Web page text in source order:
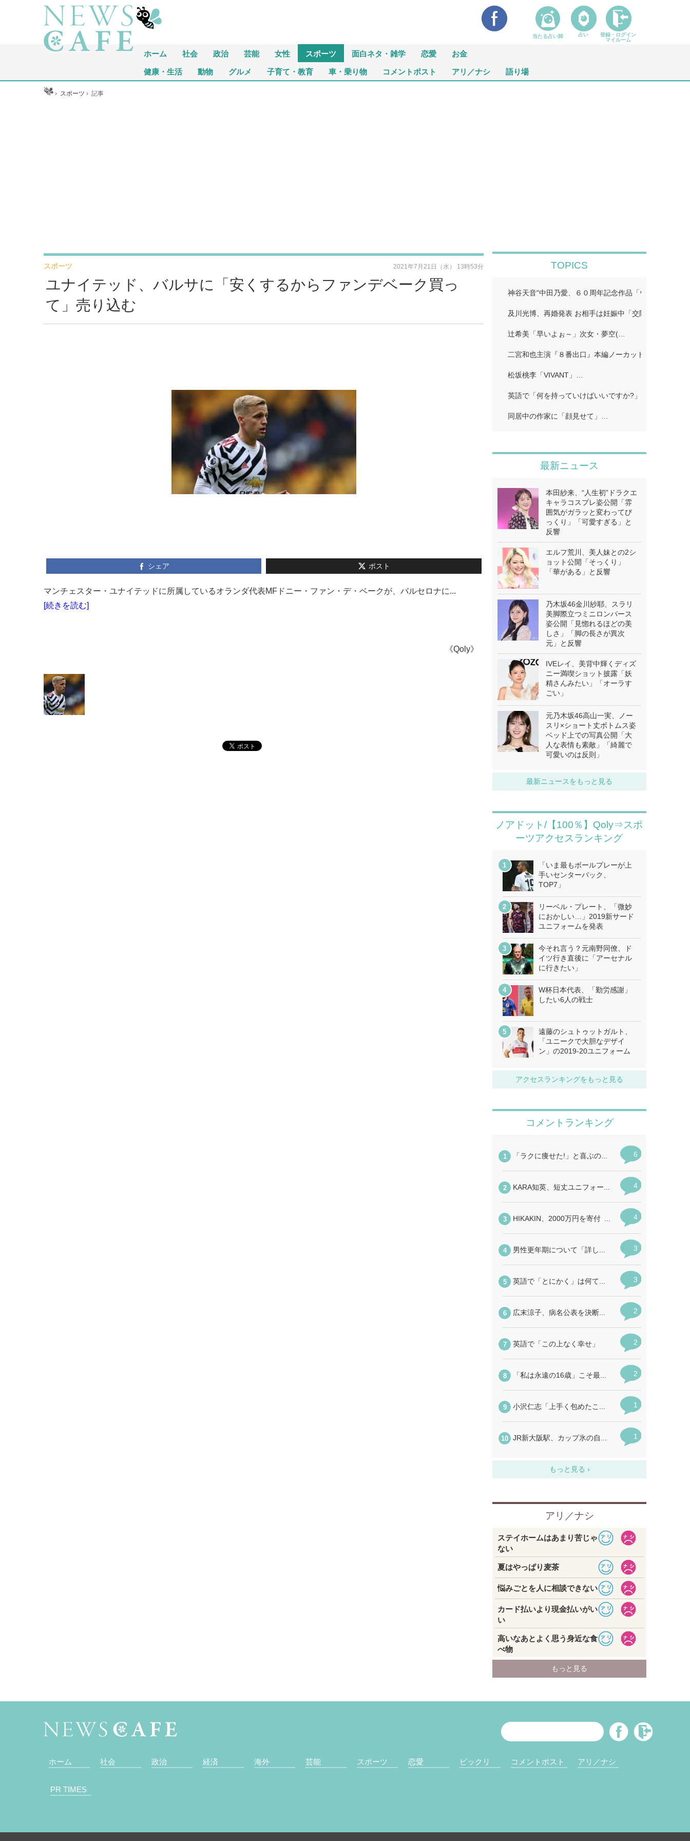
ホーム 社会 政治 芸能 女性 スポーツ 面白ネタ・雑学 恋愛 お金
健康・生活 動物 グルメ 子育て・教育 車・乗り物 コメントポスト アリ／ナシ 語り場
ホーム › スポーツ ›記事
ユナイテッド、バルサに「安くするからファンデベーク買っ
て」売り込む
スポーツ 2021年7月21日（水） 13時53分
シェア ポスト
マンチェスター・ユナイテッドに所属しているオランダ代表MFドニー・ファン・デ・ベークが、バルセロナに...
[続きを読む]
《Qoly》
TOPICS
神谷天音"中田乃愛、６０周年記念作品「ウルトラマン
及川光博、再婚発表 お相手は妊娠中「交際しておりま
辻希美「早いよぉ～」次女・夢空(…
二宮和也主演『８番出口』本編ノーカット地上波初放
松坂桃李「VIVANT」…
英語で「何を持っていけばいいですか?」…
同居中の作家に「顔見せて」…
最新ニュース
本田紗来、“人生初”ドラクエ
キャラコスプレ姿公開「雰
囲気がガラッと変わってび
っくり」「可愛すぎる」と
反響
エルフ荒川、美人妹との2シ
ョット公開「そっくり」
「華がある」と反響
乃木坂46金川紗耶、スラリ
美脚際立つミニロンパース
姿公開「見惚れるほどの美
しさ」「脚の長さが異次
元」と反響
IVEレイ、美背中輝くディズ
ニー満喫ショット披露「妖
精さんみたい」「オーラす
ごい」
元乃木坂46高山一実、ノー
スリ×ショート丈ボトムス姿
ベッド上での写真公開「大
人な表情も素敵」「綺麗で
可愛いのは反則」
最新ニュースをもっと見る
ノアドット/【100％】Qoly⇒スポ
ーツアクセスランキング
「いま最もボールプレーが上
手いセンターバック、
TOP7」
リーベル・プレート、「微妙
におかしい…」2019新サード
ユニフォームを発表
今それ言う？元南野同僚、ド
イツ行き直後に「アーセナル
に行きたい」
W杯日本代表、「勤労感謝」
したい6人の戦士
遠藤のシュトゥットガルト、
「ユニークで大胆なデザイ
ン」の2019-20ユニフォーム
アクセスランキングをもっと見る
ホーム 社会 政治 経済 海外 芸能 スポーツ 恋愛 ビックリ コメントポスト アリ／ナシ
PR TIMES
当たる占い師 占い
登録・ログイン
マイルーム